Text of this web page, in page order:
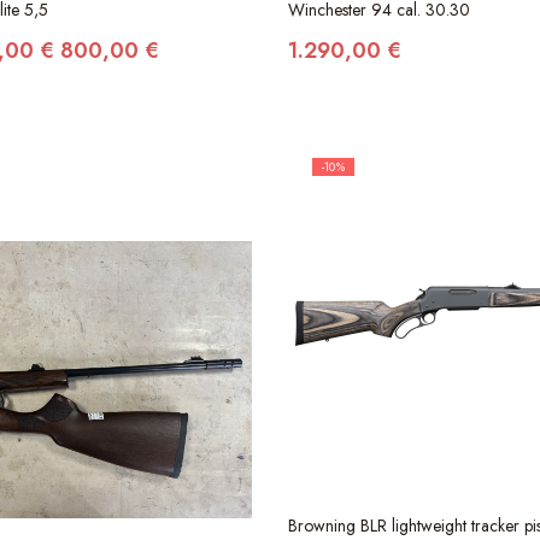
5,5
€ 800,00 €
Winchester 94 cal. 30.30
1.290,00 €
-10%
Browning BLR lightweight tracker